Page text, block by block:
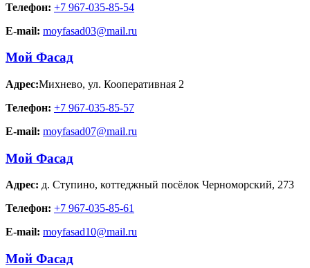
Телефон: +7 967-035-85-54
E-mail: moyfasad03@mail.ru
Мой Фасад
Адрес:Михнево, ул. Кооперативная 2
Телефон: +7 967-035-85-57
E-mail: moyfasad07@mail.ru
Мой Фасад
Адрес: д. Ступино, коттеджный посёлок Черноморский, 273
Телефон: +7 967-035-85-61
E-mail: moyfasad10@mail.ru
Мой Фасад